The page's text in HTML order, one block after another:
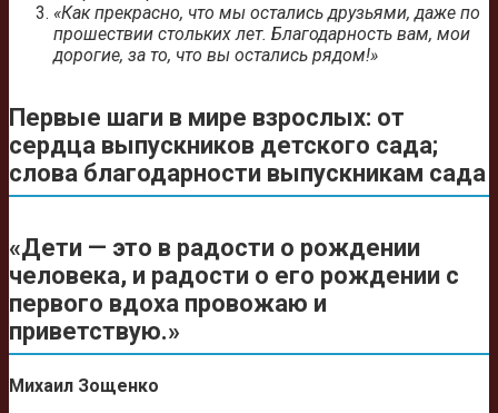
«Как прекрасно, что мы остались друзьями, даже по
прошествии стольких лет. Благодарность вам, мои
дорогие, за то, что вы остались рядом!»
Первые шаги в мире взрослых: от
сердца выпускников детского сада;
слова благодарности выпускникам сада
«Дети — это в радости о рождении
человека, и радости о его рождении с
первого вдоха провожаю и
приветствую.»
Михаил Зощенко